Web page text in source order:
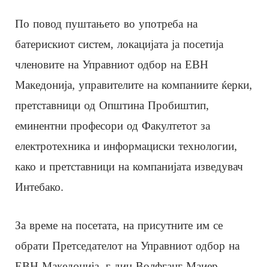
По повод пуштањето во употреба на
батерискиот систем, локацијата ја посетија
членовите на Управниот одбор на ЕВН
Македонија, управителите на компаниите ќерки,
претставници од Општина Пробиштип,
еминентни професори од Факултетот за
електротехника и информациски технологии,
како и претставници на компанијата изведувач
Интебако.
За време на посетата, на присутните им се
обрати Претседателот на Управниот одбор на